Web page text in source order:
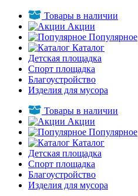
Товары в наличии
Акции
Популярное
Каталог
Детская площадка
Спорт площадка
Благоустройство
Изделия для мусора
Товары в наличии
Акции
Популярное
Каталог
Детская площадка
Спорт площадка
Благоустройство
Изделия для мусора